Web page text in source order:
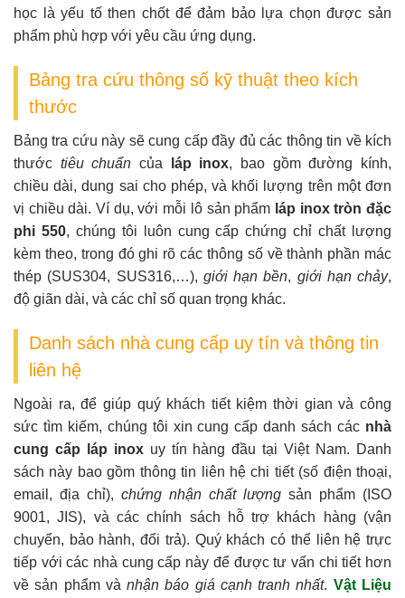
học là yếu tố then chốt để đảm bảo lựa chọn được sản
phẩm phù hợp với yêu cầu ứng dụng.
Bảng tra cứu thông số kỹ thuật theo kích
thước
Bảng tra cứu này sẽ cung cấp đầy đủ các thông tin về kích
thước tiêu chuẩn của láp inox, bao gồm đường kính,
chiều dài, dung sai cho phép, và khối lượng trên một đơn
vị chiều dài. Ví dụ, với mỗi lô sản phẩm láp inox tròn đặc
phi 550, chúng tôi luôn cung cấp chứng chỉ chất lượng
kèm theo, trong đó ghi rõ các thông số về thành phần mác
thép (SUS304, SUS316,…), giới hạn bền, giới hạn chảy,
độ giãn dài, và các chỉ số quan trọng khác.
Danh sách nhà cung cấp uy tín và thông tin
liên hệ
Ngoài ra, để giúp quý khách tiết kiệm thời gian và công
sức tìm kiếm, chúng tôi xin cung cấp danh sách các nhà
cung cấp láp inoxuy tín hàng đầu tại Việt Nam. Danh
sách này bao gồm thông tin liên hệ chi tiết (số điện thoại,
email, địa chỉ), chứng nhận chất lượng sản phẩm (ISO
9001, JIS), và các chính sách hỗ trợ khách hàng (vận
chuyển, bảo hành, đổi trả). Quý khách có thể liên hệ trực
tiếp với các nhà cung cấp này để được tư vấn chi tiết hơn
về sản phẩm vànhận báo giá cạnh tranh nhất. Vật Liệu